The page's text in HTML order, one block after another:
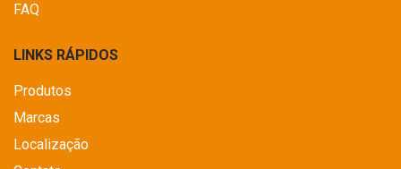
FAQ
LINKS RÁPIDOS
Produtos
Marcas
Localização